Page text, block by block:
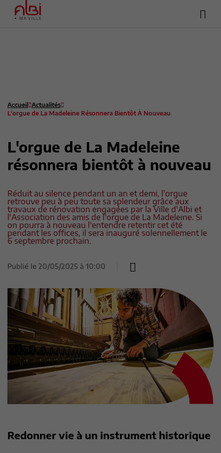
Accueil
Actualités
L'orgue de La Madeleine Résonnera Bientôt À Nouveau
L'orgue de La Madeleine
résonnera bientôt à nouveau
Réduit au silence pendant un an et demi, l'orgue
retrouve peu à peu toute sa splendeur grâce aux
travaux de rénovation engagées par la Ville d'Albi et
l'Association des amis de l'orgue de La Madeleine. Si
on pourra à nouveau l'entendre retentir cet été
pendant les offices, il sera inauguré solennellement le
6 septembre prochain.
Publié le 20/05/2025 à 10:00
Redonner vie à un instrument historique